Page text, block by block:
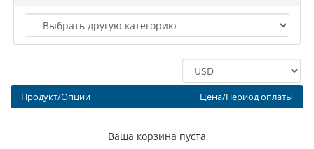
Продукт/Опции Цена/Период оплаты
Ваша корзина пуста